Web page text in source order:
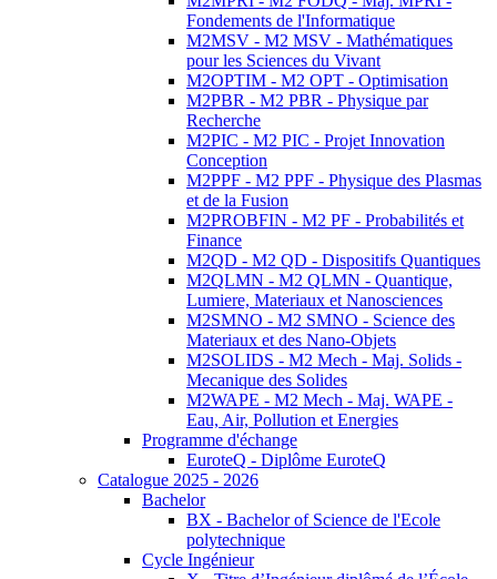
Fondements de l'Informatique
M2MSV - M2 MSV - Mathématiques
pour les Sciences du Vivant
M2OPTIM - M2 OPT - Optimisation
M2PBR - M2 PBR - Physique par
Recherche
M2PIC - M2 PIC - Projet Innovation
Conception
M2PPF - M2 PPF - Physique des Plasmas
et de la Fusion
M2PROBFIN - M2 PF - Probabilités et
Finance
M2QD - M2 QD - Dispositifs Quantiques
M2QLMN - M2 QLMN - Quantique,
Lumiere, Materiaux et Nanosciences
M2SMNO - M2 SMNO - Science des
Materiaux et des Nano-Objets
M2SOLIDS - M2 Mech - Maj. Solids -
Mecanique des Solides
M2WAPE - M2 Mech - Maj. WAPE -
Eau, Air, Pollution et Energies
Programme d'échange
EuroteQ - Diplôme EuroteQ
Catalogue 2025 - 2026
Bachelor
BX - Bachelor of Science de l'Ecole
polytechnique
Cycle Ingénieur